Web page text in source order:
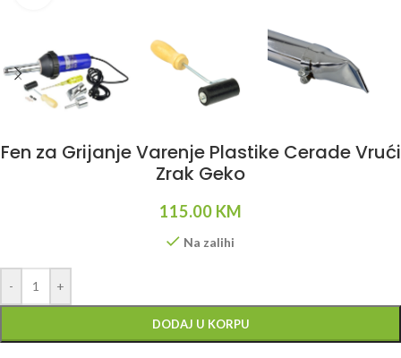
Fen za Grijanje Varenje Plastike Cerade Vrući
Zrak Geko
115.00 KM
Na zalihi
- +
DODAJ U KORPU